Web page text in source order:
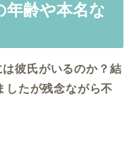
齢や本名な
彼氏がいるのか？結
したが残念ながら不